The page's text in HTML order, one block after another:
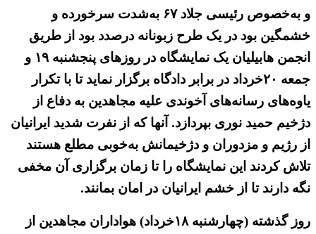
و به‌خصوص رئیسی جلاد ۶۷ به‌شدت سرخورده و
خشمگین بود در یک طرح زبونانه درصدد بود از طریق
انجمن هابیلیان یک نمایشگاه در روزهای پنجشنبه ۱۹ و
جمعه ۲۰خرداد در برابر دادگاه برگزار نماید تا با تکرار
یاوه‌های رسانه‌های آخوندی علیه مجاهدین به دفاع از
دژخیم حمید نوری بپردازد. آنها که از نفرت شدید ایرانیان
از رژیم و مزدوران و دژخیمانش به‌خوبی مطلع هستند
تلاش کردند این نمایشگاه را تا زمان برگزاری آن مخفی
نگه دارند تا از خشم ایرانیان در امان بمانند.
روز گذشته (چهارشنبه ۱۸خرداد) هواداران مجاهدین از